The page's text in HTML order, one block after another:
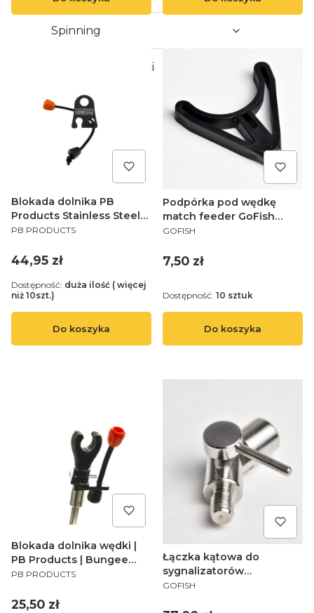
Spinning
Zestaw Wędkarski
Blokada dolnika PB
Products Stainless Steel
Bungee Rod Lock DLX
PRODUCENT
PB PRODUCTS
Cena
44,95 zł
Do koszyka
Dostępność: duża ilość ( więcej
niż 10szt.)
Podpórka pod wędkę
match feeder GoFish
Mega Head Back U-Rest
PRODUCENT
GOFISH
Cena
7,50 zł
Do koszyka
Dostępność: 10 sztuk
Blokada dolnika wędki |
PB Products | Bungee
Rod Lock 9cm
PRODUCENT
PB PRODUCTS
Cena
25,50 zł
Łączka kątowa do
sygnalizatorów
elektronicznych, stal
PRODUCENT
GOFISH